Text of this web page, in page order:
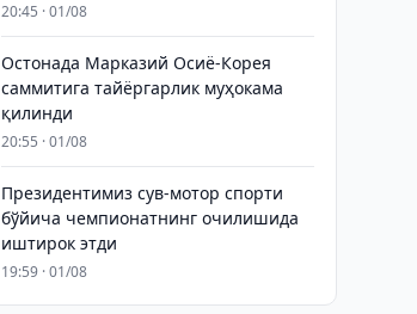
20:45 · 01/08
Остонада Марказий Осиё-Корея
саммитига тайёргарлик муҳокама
қилинди
20:55 · 01/08
Президентимиз сув-мотор спорти
бўйича чемпионатнинг очилишида
иштирок этди
19:59 · 01/08